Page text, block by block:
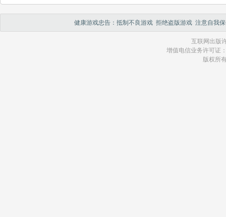
健康游戏忠告：抵制不良游戏 拒绝盗版游戏 注意自我
互联网出版
增值电信业务许可证
版权所